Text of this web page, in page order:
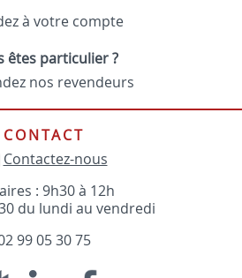
à votre compte
êtes particulier ?
nos revendeurs
CONTACT
Contactez-nous
: 9h30 à 12h
du lundi au vendredi
99 05 30 75